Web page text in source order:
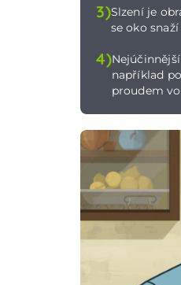
3)Slzení je
se oko
4)
například
proudem